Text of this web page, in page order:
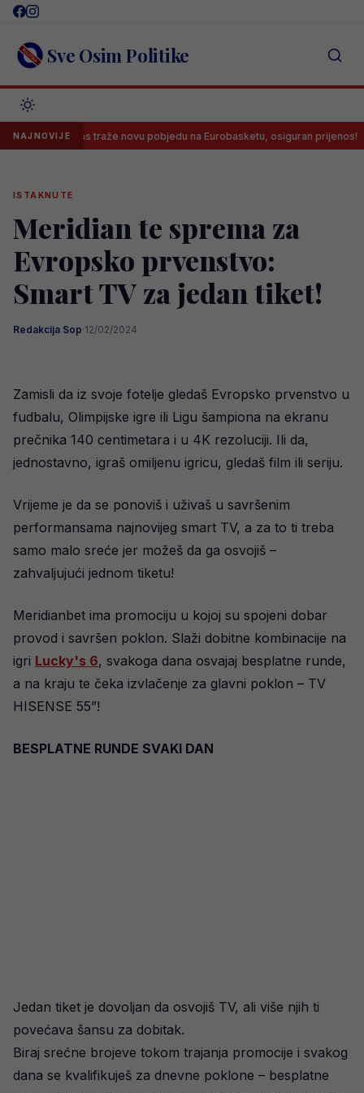
Skip
content Sve Osim Politike
NAJNOVIJE
danas traže novu pobjedu na Eurobasketu, osiguran prijenos!
ISTAKNUTE
Meridian te sprema za
Evropsko prvenstvo:
Smart TV za jedan tiket!
Redakcija Sop·12/02/2024
Zamisli da iz svoje fotelje gledaš Evropsko prvenstvo u
fudbalu, Olimpijske igre ili Ligu šampiona na ekranu
prečnika 140 centimetara i u 4K rezoluciji. Ili da,
jednostavno, igraš omiljenu igricu, gledaš film ili seriju.
Vrijeme je da se ponoviš i uživaš u savršenim
performansama najnovijeg smart TV, a za to ti treba
samo malo sreće jer možeš da ga osvojiš –
zahvaljujući jednom tiketu!
Meridianbet ima promociju u kojoj su spojeni dobar
provod i savršen poklon. Slaži dobitne kombinacije na
igri Lucky's 6, svakoga dana osvajaj besplatne runde,
a na kraju te čeka izvlačenje za glavni poklon – TV
HISENSE 55”!
BESPLATNE RUNDE SVAKI DAN
Jedan tiket je dovoljan da osvojiš TV, ali više njih ti
povećava šansu za dobitak.
Biraj srećne brojeve tokom trajanja promocije i svakog
dana se kvalifikuješ za dnevne poklone – besplatne